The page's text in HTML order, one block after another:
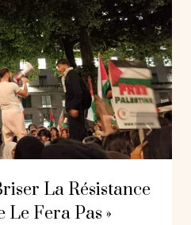
La Résistance
Fera Pas »